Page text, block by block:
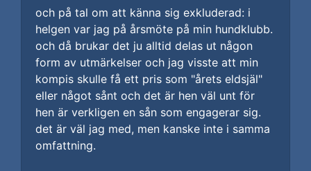
och på tal om att känna sig exkluderad: i
helgen var jag på årsmöte på min hundklubb.
och då brukar det ju alltid delas ut någon
form av utmärkelser och jag visste att min
kompis skulle få ett pris som "årets eldsjäl"
eller något sånt och det är hen väl unt för
hen är verkligen en sån som engagerar sig.
det är väl jag med, men kanske inte i samma
omfattning.